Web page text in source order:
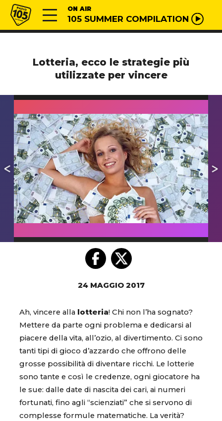
Vai al contenuto
Radio 105 ON AIR
105 SUMMER COMPILATION
Lotteria, ecco le strategie più
utilizzate per vincere
24 MAGGIO 2017
Ah, vincere alla lotteria! Chi non l’ha sognato?
Mettere da parte ogni problema e dedicarsi al
piacere della vita, all’ozio, al divertimento. Ci sono
tanti tipi di gioco d’azzardo che offrono delle
grosse possibilità di diventare ricchi. Le lotterie
sono tante e così le credenze, ogni giocatore ha
le sue: dalle date di nascita dei cari, ai numeri
fortunati, fino agli “scienziati” che si servono di
complesse formule matematiche. La verità?